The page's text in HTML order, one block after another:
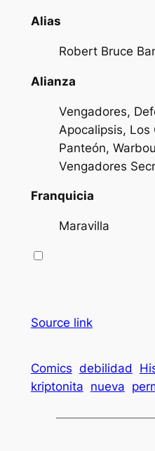
Alias
Robert Bruce
Alianza
Vengadores,
Apocalipsis, Los
Panteón,
Vengadores
Franquicia
Maravilla
Source link
Comics debilidad
kriptonita nueva